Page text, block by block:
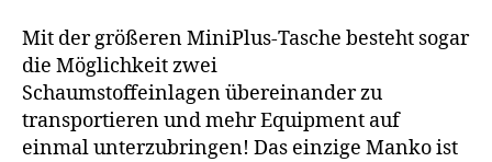
Mit der größeren MiniPlus-Tasche besteht sogar
die Möglichkeit zwei
Schaumstoffeinlagen übereinander zu
transportieren und mehr Equipment auf
einmal unterzubringen! Das einzige Manko ist